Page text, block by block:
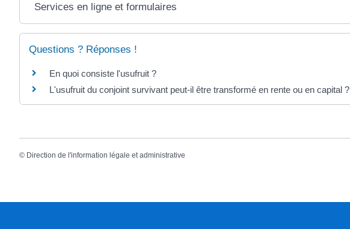
Services en ligne et formulaires
Questions ? Réponses !
En quoi consiste l'usufruit ?
L'usufruit du conjoint survivant peut-il être transformé en rente ou en capital ?
© Direction de l'information légale et administrative